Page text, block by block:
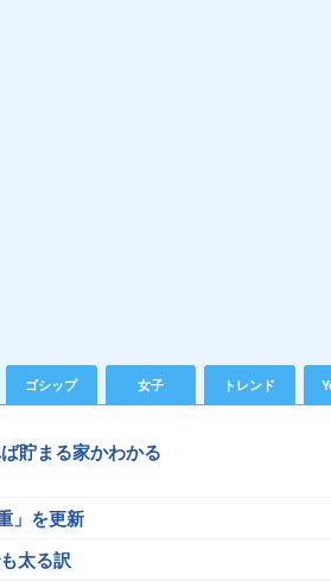
ゴシップ 女子 トレンド
貯まる家かわかる
」を更新
太る訳